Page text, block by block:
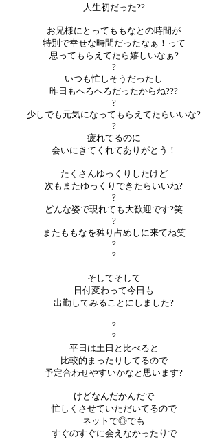
人生初だった??
お兄様にとってももなとの時間が
特別で幸せな時間だったなぁ！って
思ってもらえてたら嬉しいなぁ?
?
いつも忙しそうだったし
昨日もへろへろだったからね???
?
少しでも元気になってもらえてたらいいな?
?
疲れてるのに
会いにきてくれてありがとう！
たくさんゆっくりしたけど
次もまたゆっくりできたらいいね?
?
どんな姿で現れても大歓迎です?笑
?
またももなを独り占めしに来てね笑
?
?
そしてそして
日付変わって今日も
出勤してみることにしました?
?
?
平日は土日と比べると
比較的まったりしてるので
予定合わせやすいかなと思います?
けどなんだかんだで
忙しくさせていただいてるので
ネットで◎でも
すぐのすぐに会えなかったりで